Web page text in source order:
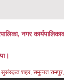
नगर
शहर, समुन्नत रामपुर,